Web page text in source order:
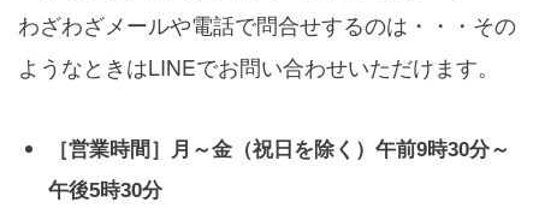
わざわざメールや電話で問合せするのは・・・その
ようなときはLINEでお問い合わせいただけます。
［営業時間］月～金（祝日を除く）午前9時30分～
午後5時30分